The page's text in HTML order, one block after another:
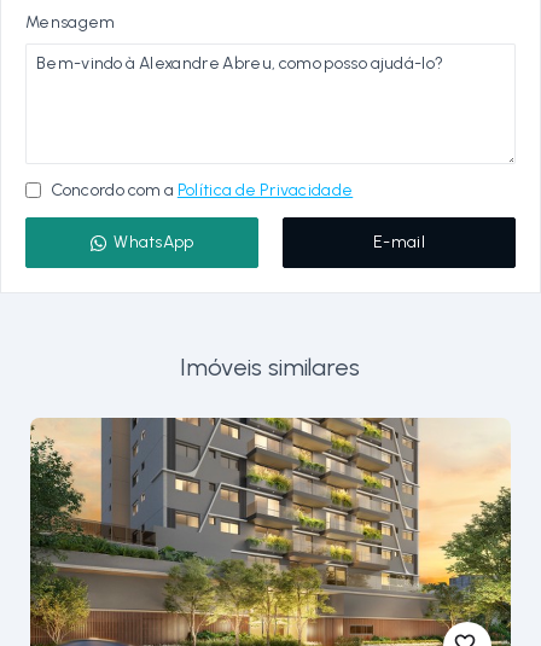
Mensagem
Concordo com a Política de Privacidade
WhatsApp E-mail
Imóveis similares